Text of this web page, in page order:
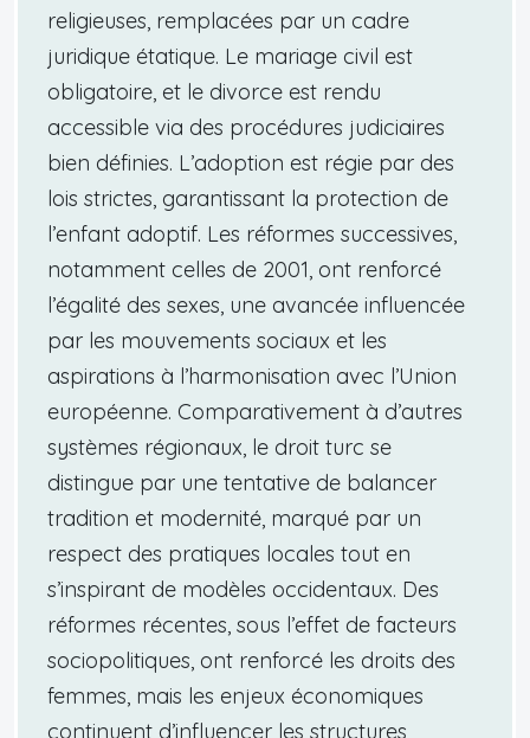
religieuses, remplacées par un cadre
juridique étatique. Le mariage civil est
obligatoire, et le divorce est rendu
accessible via des procédures judiciaires
bien définies. L’adoption est régie par des
lois strictes, garantissant la protection de
l’enfant adoptif. Les réformes successives,
notamment celles de 2001, ont renforcé
l’égalité des sexes, une avancée influencée
par les mouvements sociaux et les
aspirations à l’harmonisation avec l’Union
européenne. Comparativement à d’autres
systèmes régionaux, le droit turc se
distingue par une tentative de balancer
tradition et modernité, marqué par un
respect des pratiques locales tout en
s’inspirant de modèles occidentaux. Des
réformes récentes, sous l’effet de facteurs
sociopolitiques, ont renforcé les droits des
femmes, mais les enjeux économiques
continuent d’influencer les structures